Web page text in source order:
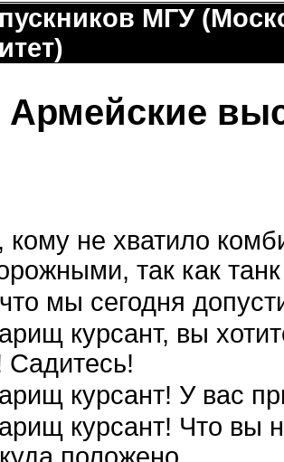
МГУ
Армейские
кому не хватило
так как
мы сегодня
курсант, вы
Садитесь!
курсант! У вас
курсант! Что вы